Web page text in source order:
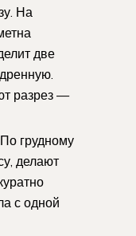
На
две
разрез —
грудному
делают
с одной